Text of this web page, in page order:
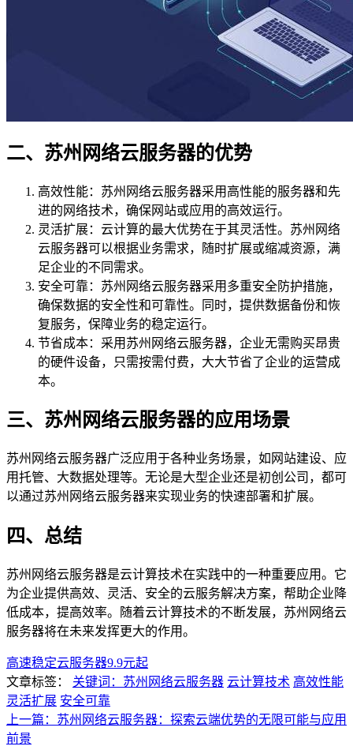
二、苏州网络云服务器的优势
高效性能：苏州网络云服务器采用高性能的服务器和先
进的网络技术，确保网站或应用的高效运行。
灵活扩展：云计算的最大优势在于其灵活性。苏州网络
云服务器可以根据业务需求，随时扩展或缩减资源，满
足企业的不同需求。
安全可靠：苏州网络云服务器采用多重安全防护措施，
确保数据的安全性和可靠性。同时，提供数据备份和恢
复服务，保障业务的稳定运行。
节省成本：采用苏州网络云服务器，企业无需购买昂贵
的硬件设备，只需按需付费，大大节省了企业的运营成
本。
三、苏州网络云服务器的应用场景
苏州网络云服务器广泛应用于各种业务场景，如网站建设、应
用托管、大数据处理等。无论是大型企业还是初创公司，都可
以通过苏州网络云服务器来实现业务的快速部署和扩展。
四、总结
苏州网络云服务器是云计算技术在实践中的一种重要应用。它
为企业提供高效、灵活、安全的云服务解决方案，帮助企业降
低成本，提高效率。随着云计算技术的不断发展，苏州网络云
服务器将在未来发挥更大的作用。
高速稳定云服务器9.9元起
文章标签：
关键词：苏州网络云服务器 云计算技术 高效性能
灵活扩展 安全可靠
上一篇：苏州网络云服务器：探索云端优势的无限可能与应用
前景